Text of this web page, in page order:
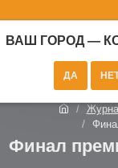
ВАШ ГОРОД —
Финал